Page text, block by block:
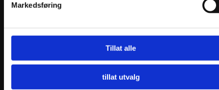
Markedsføring
Tillat alle
tillat utvalg